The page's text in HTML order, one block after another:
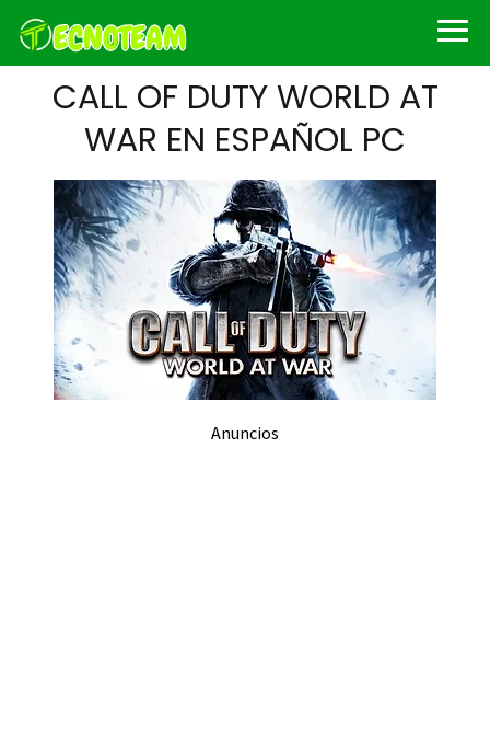
CALL OF DUTY WORLD AT
WAR EN ESPAÑOL PC
Anuncios